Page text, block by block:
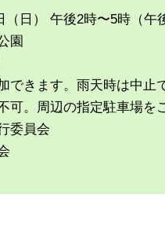
（日） 午後2時〜5時（午
園
できます。雨天時は中止
。周辺の指定駐車場を
委員会